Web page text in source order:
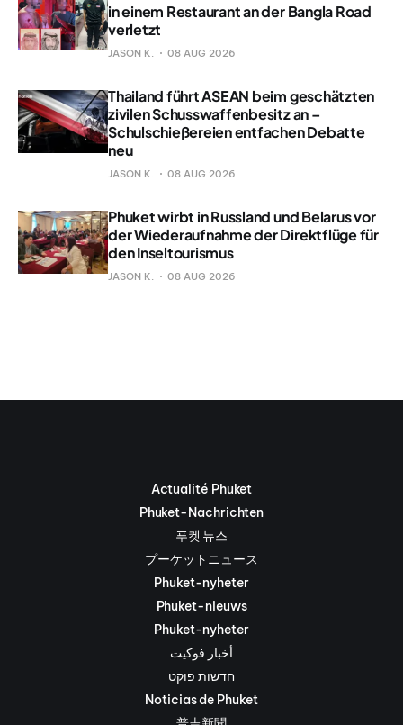
in einem Restaurant an der Bangla Road
verletzt
JASON K. 08 AUG 2026
Thailand führt ASEAN beim geschätzten
zivilen Schusswaffenbesitz an –
Schulschießereien entfachen Debatte
neu
JASON K. 08 AUG 2026
Phuket wirbt in Russland und Belarus vor
der Wiederaufnahme der Direktflüge für
den Inseltourismus
JASON K. 08 AUG 2026
Actualité Phuket
Phuket-Nachrichten
푸켓 뉴스
プーケットニュース
Phuket-nyheter
Phuket-nieuws
Phuket-nyheter
أخبار فوكيت
חדשות פוקט
Noticias de Phuket